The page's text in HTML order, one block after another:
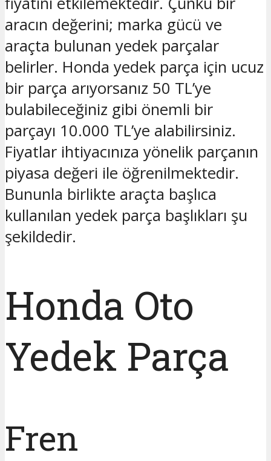
aracın değerini; marka gücü ve
araçta bulunan yedek parçalar
belirler. Honda yedek parça için ucuz
bir parça arıyorsanız 50 TL’ye
bulabileceğiniz gibi önemli bir
parçayı 10.000 TL’ye alabilirsiniz.
Fiyatlar ihtiyacınıza yönelik parçanın
piyasa değeri ile öğrenilmektedir.
Bununla birlikte araçta başlıca
kullanılan yedek parça başlıkları şu
şekildedir.
Honda Oto
Yedek Parça
Fren